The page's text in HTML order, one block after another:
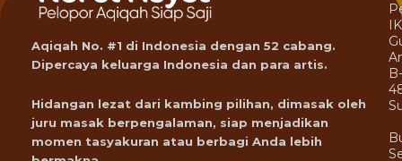
Aqiqah No. #1 di Indonesia dengan 52 cabang.
Dipercaya keluarga Indonesia dan para artis.
Hidangan lezat dari kambing pilihan, dimasak oleh
juru masak berpengalaman, siap menjadikan
momen tasyakuran atau berbagi Anda lebih
B-